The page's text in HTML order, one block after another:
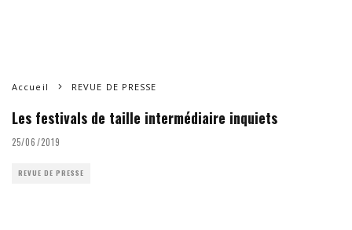
Accueil REVUE DE PRESSE
Les festivals de taille intermédiaire inquiets
25/06/2019
REVUE DE PRESSE